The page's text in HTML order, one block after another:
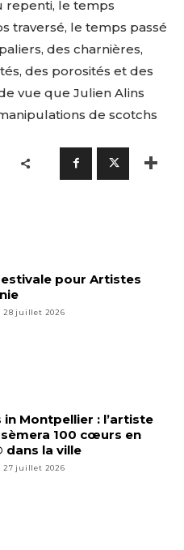
repenti, le temps
traversé, le temps passé
des charnières,
des porosités et des
vue que Julien Alins
de scotchs
estivale pour Artistes
28 juillet 2026
in Montpellier : l’artiste
100 cœurs en
dans la ville
27 juillet 2026